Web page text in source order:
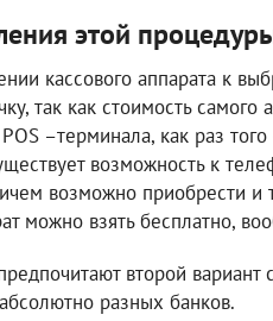
этой
кассового аппарата к
так как стоимость самого
–терминала, как раз
возможность к
возможно приобрести
можно взять бесплатно,
второй
разных банков.